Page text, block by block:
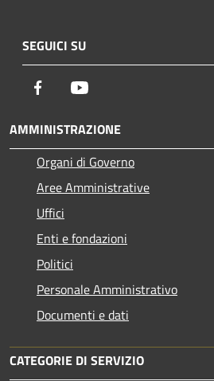
SEGUICI SU
Facebook
AMMINISTRAZIONE
Organi di Governo
Aree Amministrative
Uffici
Enti e fondazioni
Politici
Personale Amministrativo
Documenti e dati
CATEGORIE DI SERVIZIO